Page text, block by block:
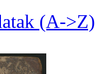
(A->Z)